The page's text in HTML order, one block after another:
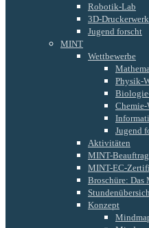
Robotik-Lab
3D-
Jugend forscht
MINT
Wettbewerbe
Physik-
Chemie-
Jugend
Aktivitäten
MINT-
MINT-EC-
Broschüre:
Konzept